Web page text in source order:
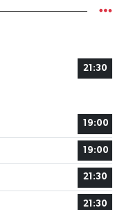
21:30
19:00
19:00
21:30
21:30